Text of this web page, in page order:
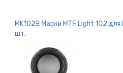
Би-линзы
Блоки розжига
Штатные блоки розжига
MK102B Маски MTF Light 102
шт.